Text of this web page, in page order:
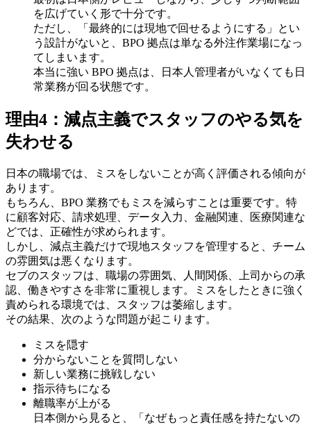
を広げていく形で十分です。
ただし、「最終的には現地で回せるようにする」とい
う設計がないと、BPO 拠点は単なる外注作業場になっ
てしまいます。
本当に強い BPO 拠点は、日本人管理者がいなくても日
常業務が回る状態です。
理由4：減点主義でスタッフのやる気を
失わせる
日本の職場では、ミスをしないことが高く評価される傾向が
あります。
もちろん、BPO 業務でもミスを減らすことは重要です。特
に顧客対応、請求処理、データ入力、金融関連、医療関連な
どでは、正確性が求められます。
しかし、減点主義だけで現地スタッフを管理すると、チーム
の雰囲気は悪くなります。
セブのスタッフは、職場の雰囲気、人間関係、上司からの承
認、働きやすさを非常に重視します。ミスをしたときに強く
責められる環境では、スタッフは萎縮します。
その結果、次のような問題が起こります。
ミスを隠す
分からないことを質問しない
新しい業務に挑戦しない
指示待ちになる
離職率が上がる
日本側から見ると、「なぜもっと責任感を持たないの